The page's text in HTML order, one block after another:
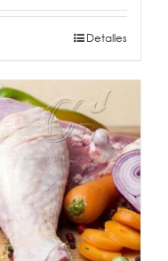
Detalles